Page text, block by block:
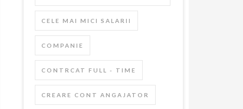
CELE MAI MICI SALARII
COMPANIE
CONTRCAT FULL - TIME
CREARE CONT ANGAJATOR